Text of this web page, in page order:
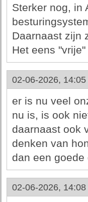
Sterker nog, in
Daarnaast zijn
Het eens
02-06-2026,
er is nu veel
nu is, is ook
daarnaast ook
denken van
dan een goede
02-06-2026,